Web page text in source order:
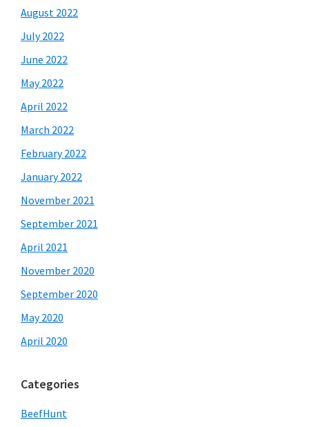
August 2022
July 2022
June 2022
May 2022
April 2022
March 2022
February 2022
January 2022
November 2021
September 2021
April 2021
November 2020
September 2020
May 2020
April 2020
Categories
BeefHunt